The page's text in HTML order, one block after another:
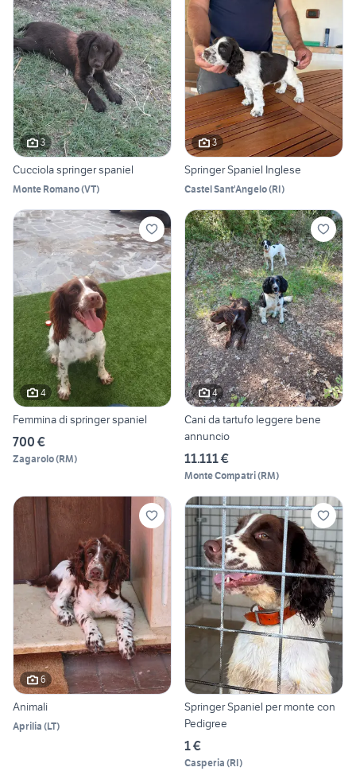
3
Cucciola springer spaniel
Monte Romano(VT)
3
Springer Spaniel Inglese
Castel Sant'Angelo(RI)
4
Femmina di springer spaniel
700 €
Zagarolo(RM)
4
Cani da tartufo leggere bene
annuncio
11.111 €
Monte Compatri(RM)
6
Animali
Aprilia (LT)
Springer Spaniel per monte con
Pedigree
1 €
Casperia (RI)